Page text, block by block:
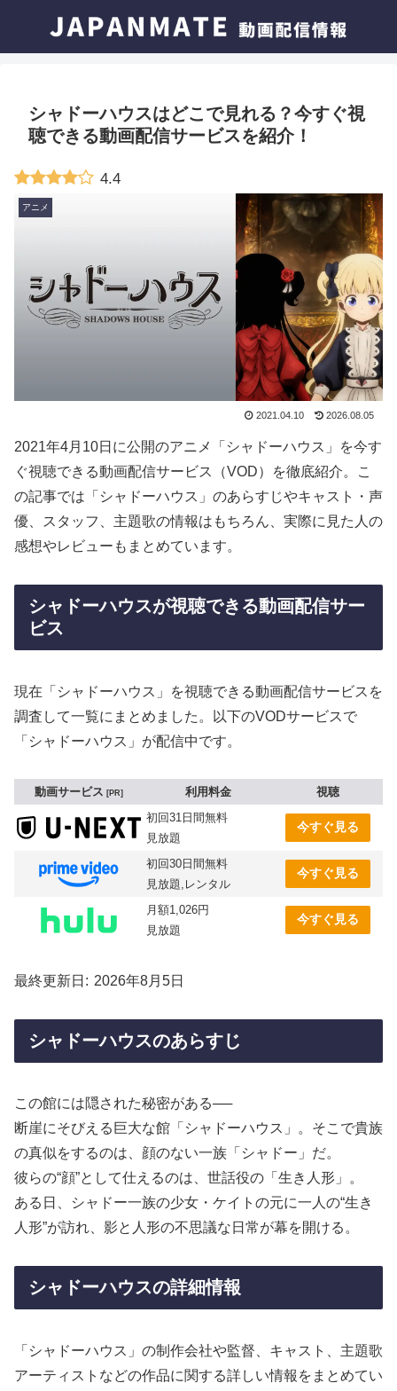
シャドーハウスはどこで見れる？今すぐ視
聴できる動画配信サービスを紹介！
4.4
アニメ
2021.04.10 2026.08.05
2021年4月10日に公開のアニメ「シャドーハウス」を今す
ぐ視聴できる動画配信サービス（VOD）を徹底紹介。こ
の記事では「シャドーハウス」のあらすじやキャスト・声
優、スタッフ、主題歌の情報はもちろん、実際に見た人の
感想やレビューもまとめています。
シャドーハウスが視聴できる動画配信サー
ビス
現在「シャドーハウス」を視聴できる動画配信サービスを
調査して一覧にまとめました。以下のVODサービスで
「シャドーハウス」が配信中です。
動画サービス PR 利用料金
視聴
初回31日間無料
見放題
今すぐ見る
初回30日間無料
見放題,レンタル
今すぐ見る
月額1,026円
見放題
今すぐ見る
最終更新日 2026年8月5日
シャドーハウスのあらすじ
この館には隠された秘密がある──
断崖にそびえる巨大な館「シャドーハウス」。そこで貴族
の真似をするのは、顔のない一族「シャドー」だ。
彼らの“顔”として仕えるのは、世話役の「生き人形」。
ある日、シャドー一族の少女・ケイトの元に一人の“生き
人形”が訪れ、影と人形の不思議な日常が幕を開ける。
シャドーハウスの詳細情報
「シャドーハウス」の制作会社や監督、キャスト、主題歌
アーティストなどの作品に関する詳しい情報をまとめてい